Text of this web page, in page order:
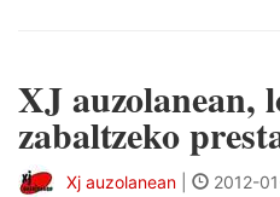
XJ auzolanean,
zabaltzeko
Xj auzolanean 2012-